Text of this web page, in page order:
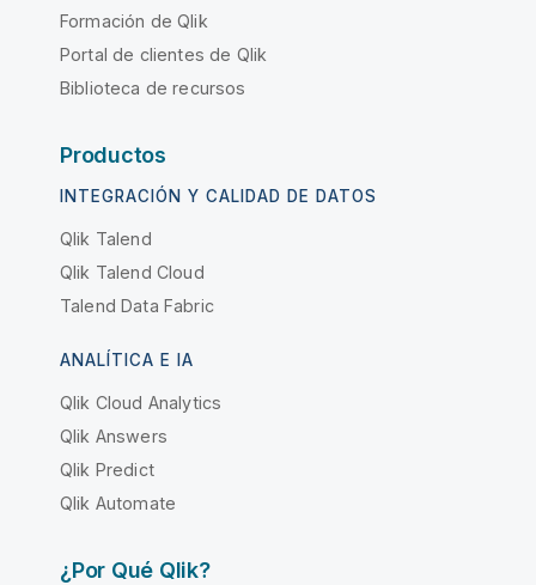
Formación de Qlik
Portal de clientes de Qlik
Biblioteca de recursos
Productos
INTEGRACIÓN Y CALIDAD DE DATOS
Qlik Talend
Qlik Talend Cloud
Talend Data Fabric
ANALÍTICA E IA
Qlik Cloud Analytics
Qlik Answers
Qlik Predict
Qlik Automate
¿Por Qué Qlik?